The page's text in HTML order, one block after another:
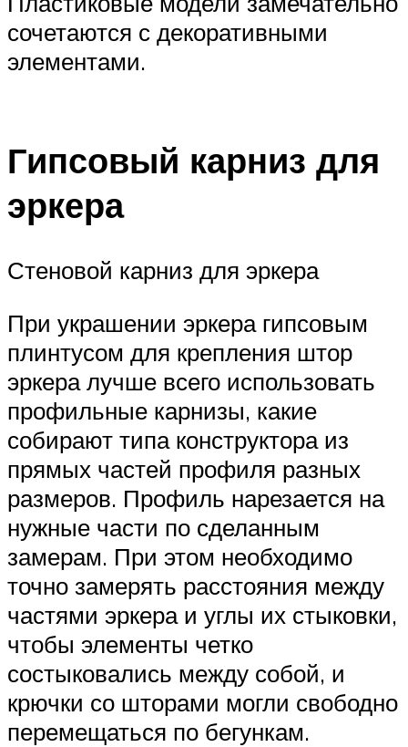
сочетаются с декоративными
элементами.
Гипсовый карниз для
эркера
Стеновой карниз для эркера
При украшении эркера гипсовым
плинтусом для крепления штор
эркера лучше всего использовать
профильные карнизы, какие
собирают типа конструктора из
прямых частей профиля разных
размеров. Профиль нарезается на
нужные части по сделанным
замерам. При этом необходимо
точно замерять расстояния между
частями эркера и углы их стыковки,
чтобы элементы четко
состыковались между собой, и
крючки со шторами могли свободно
перемещаться по бегункам.